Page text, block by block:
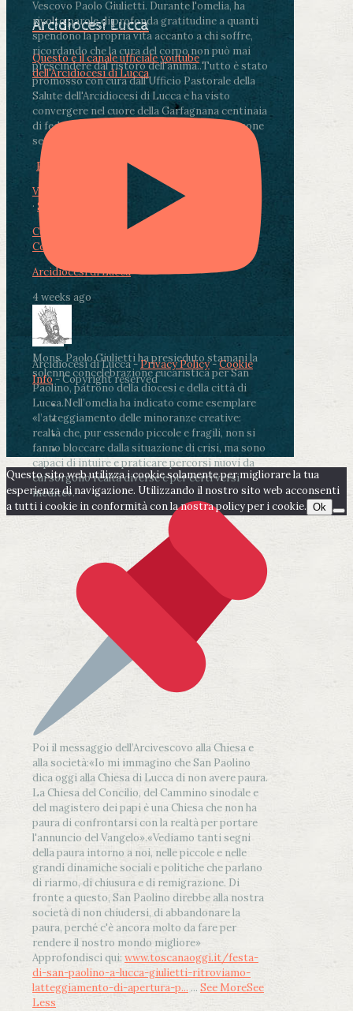
Vescovo Paolo Giulietti. Durante l'omelia, ha
rivolto parole di profonda gratitudine a quanti
spendono la propria vita accanto a chi soffre,
ricordando che la cura del corpo non può mai
prescindere dal ristoro dell'anima..Tutto è stato
promosso con cura dall'Ufficio Pastorale della
Salute dell'Arcidiocesi di Lucca e ha visto
convergere nel cuore della Garfagnana centinaia
di fedeli, operatori sanitari, volontari e persone
segnate dalla malattia.
Photo
View on Facebook
· Share
Condividi su Facebook
Condividi su LinkedIn
Arcidiocesi di Lucca
4 weeks ago
Mons. Paolo Giulietti ha presieduto stamani la
solenne concelebrazione eucaristica per San
Paolino, patrono della diocesi e della città di
Lucca.Nell’omelia ha indicato come esemplare
«l’atteggiamento delle minoranze creative:
realtà che, pur essendo piccole e fragili, non si
fanno bloccare dalla situazione di crisi, ma sono
capaci di intuire e praticare percorsi nuovi da
cui sorgono realtà diverse e per certi versi
inedite».
Poi il messaggio dell’Arcivescovo alla Chiesa e
alla società:«Io mi immagino che San Paolino
dica oggi alla Chiesa di Lucca di non avere paura.
La Chiesa del Concilio, del Cammino sinodale e
del magistero dei papi è una Chiesa che non ha
paura di confrontarsi con la realtà per portare
l'annuncio del Vangelo».«Vediamo tanti segni
della paura intorno a noi, nelle piccole e nelle
grandi dinamiche sociali e politiche che parlano
di riarmo, di chiusura e di remigrazione. Di
fronte a questo, San Paolino direbbe alla nostra
società di non chiudersi, di abbandonare la
paura, perché c'è ancora molto da fare per
rendere il nostro mondo migliore»
Approfondisci qui: www.toscanaoggi.it/festa-
di-san-paolino-a-lucca-giulietti-ritroviamo-
latteggiamento-di-apertura-p... ... See MoreSee
Less
Arcidiocesi Lucca
Questo è il canale ufficiale youtube
dell'Arcidiocesi di Lucca
Arcidiocesi di Lucca -Privacy Policy-Cookie
Info- Copyright reserved
Questo sito web utilizza i cookie solamente per migliorare la tua
esperienza di navigazione. Utilizzando il nostro sito web acconsenti
a tutti i cookie in conformità con la nostra policy per i cookie. Ok